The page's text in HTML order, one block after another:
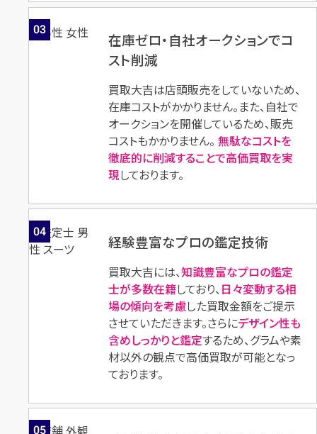
店舗買取
古い紙幣 現行1,000円 夏目漱
古銭
03
在庫ゼロ・自社オークションでコ
スト削減
買取大吉は店頭販売をしていないため、
在庫コストがかかりません。また、自社で
オークションを開催しているため、販売
コストもかかりません。無駄なコストを
徹底的に削減することで高価買取を実
現しております。
04
経験豊富なプロの鑑定技術
買取大吉には、知識豊富なプロの鑑定
士が多数在籍しており、日々変動する相
場の傾向を考慮した買取金額をご提示
させていただきます。さらにデザイン性も
含めしっかりと鑑定するため、グラムや素
材以外の観点で高価買取が可能となっ
ております。